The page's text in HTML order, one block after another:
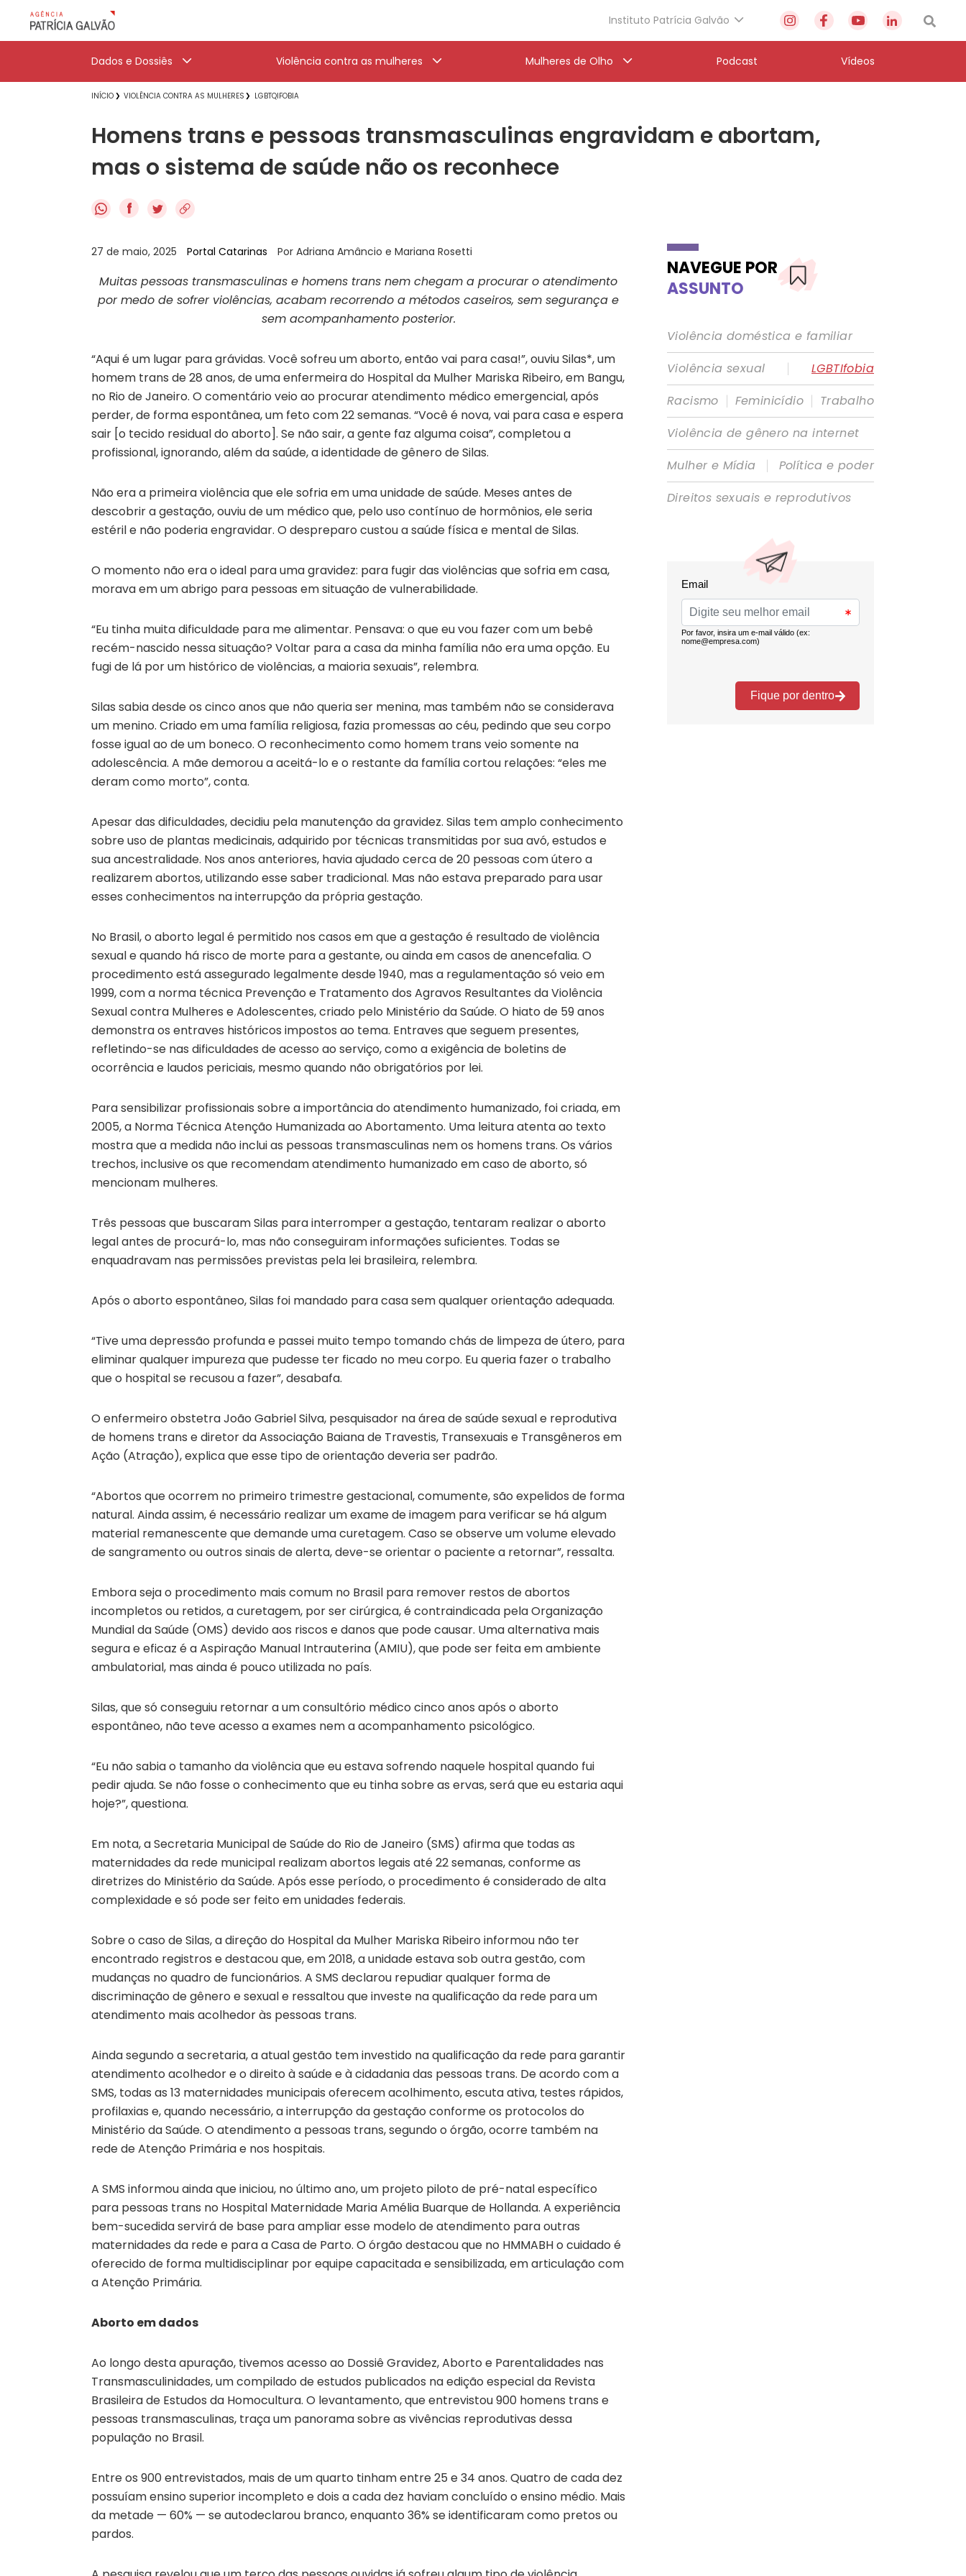
Instituto Patrícia Galvão
Dados e Dossiês Violência contra as mulheres Mulheres de Olho Podcast Vídeos
INÍCIO VIOLÊNCIA CONTRA AS MULHERES LGBTQIFOBIA
Homens trans e pessoas transmasculinas engravidam e abortam,
mas o sistema de saúde não os reconhece
f
27 de maio, 2025 Portal Catarinas Por Adriana Amâncio e Mariana Rosetti
Muitas pessoas transmasculinas e homens trans nem chegam a procurar o atendimento
por medo de sofrer violências, acabam recorrendo a métodos caseiros, sem segurança e
sem acompanhamento posterior.
“Aqui é um lugar para grávidas. Você sofreu um aborto, então vai para casa!”, ouviu Silas*, um
homem trans de 28 anos, de uma enfermeira do Hospital da Mulher Mariska Ribeiro, em Bangu,
no Rio de Janeiro. O comentário veio ao procurar atendimento médico emergencial, após
perder, de forma espontânea, um feto com 22 semanas. “Você é nova, vai para casa e espera
sair [o tecido residual do aborto]. Se não sair, a gente faz alguma coisa”, completou a
profissional, ignorando, além da saúde, a identidade de gênero de Silas.
Não era a primeira violência que ele sofria em uma unidade de saúde. Meses antes de
descobrir a gestação, ouviu de um médico que, pelo uso contínuo de hormônios, ele seria
estéril e não poderia engravidar. O despreparo custou a saúde física e mental de Silas.
O momento não era o ideal para uma gravidez: para fugir das violências que sofria em casa,
morava em um abrigo para pessoas em situação de vulnerabilidade.
“Eu tinha muita dificuldade para me alimentar. Pensava: o que eu vou fazer com um bebê
recém-nascido nessa situação? Voltar para a casa da minha família não era uma opção. Eu
fugi de lá por um histórico de violências, a maioria sexuais”, relembra.
Silas sabia desde os cinco anos que não queria ser menina, mas também não se considerava
um menino. Criado em uma família religiosa, fazia promessas ao céu, pedindo que seu corpo
fosse igual ao de um boneco. O reconhecimento como homem trans veio somente na
adolescência. A mãe demorou a aceitá-lo e o restante da família cortou relações: “eles me
deram como morto”, conta.
Apesar das dificuldades, decidiu pela manutenção da gravidez. Silas tem amplo conhecimento
sobre uso de plantas medicinais, adquirido por técnicas transmitidas por sua avó, estudos e
sua ancestralidade. Nos anos anteriores, havia ajudado cerca de 20 pessoas com útero a
realizarem abortos, utilizando esse saber tradicional. Mas não estava preparado para usar
esses conhecimentos na interrupção da própria gestação.
No Brasil, o aborto legal é permitido nos casos em que a gestação é resultado de violência
sexual e quando há risco de morte para a gestante, ou ainda em casos de anencefalia. O
procedimento está assegurado legalmente desde 1940, mas a regulamentação só veio em
1999, com a norma técnica Prevenção e Tratamento dos Agravos Resultantes da Violência
Sexual contra Mulheres e Adolescentes, criado pelo Ministério da Saúde. O hiato de 59 anos
demonstra os entraves históricos impostos ao tema. Entraves que seguem presentes,
refletindo-se nas dificuldades de acesso ao serviço, como a exigência de boletins de
ocorrência e laudos periciais, mesmo quando não obrigatórios por lei.
Para sensibilizar profissionais sobre a importância do atendimento humanizado, foi criada, em
2005, a Norma Técnica Atenção Humanizada ao Abortamento. Uma leitura atenta ao texto
mostra que a medida não inclui as pessoas transmasculinas nem os homens trans. Os vários
trechos, inclusive os que recomendam atendimento humanizado em caso de aborto, só
mencionam mulheres.
Três pessoas que buscaram Silas para interromper a gestação, tentaram realizar o aborto
legal antes de procurá-lo, mas não conseguiram informações suficientes. Todas se
enquadravam nas permissões previstas pela lei brasileira, relembra.
Após o aborto espontâneo, Silas foi mandado para casa sem qualquer orientação adequada.
“Tive uma depressão profunda e passei muito tempo tomando chás de limpeza de útero, para
eliminar qualquer impureza que pudesse ter ficado no meu corpo. Eu queria fazer o trabalho
que o hospital se recusou a fazer”, desabafa.
O enfermeiro obstetra João Gabriel Silva, pesquisador na área de saúde sexual e reprodutiva
de homens trans e diretor da Associação Baiana de Travestis, Transexuais e Transgêneros em
Ação (Atração), explica que esse tipo de orientação deveria ser padrão.
“Abortos que ocorrem no primeiro trimestre gestacional, comumente, são expelidos de forma
natural. Ainda assim, é necessário realizar um exame de imagem para verificar se há algum
material remanescente que demande uma curetagem. Caso se observe um volume elevado
de sangramento ou outros sinais de alerta, deve-se orientar o paciente a retornar”, ressalta.
Embora seja o procedimento mais comum no Brasil para remover restos de abortos
incompletos ou retidos, a curetagem, por ser cirúrgica, é contraindicada pela Organização
Mundial da Saúde (OMS) devido aos riscos e danos que pode causar. Uma alternativa mais
segura e eficaz é a Aspiração Manual Intrauterina (AMIU), que pode ser feita em ambiente
ambulatorial, mas ainda é pouco utilizada no país.
Silas, que só conseguiu retornar a um consultório médico cinco anos após o aborto
espontâneo, não teve acesso a exames nem a acompanhamento psicológico.
“Eu não sabia o tamanho da violência que eu estava sofrendo naquele hospital quando fui
pedir ajuda. Se não fosse o conhecimento que eu tinha sobre as ervas, será que eu estaria aqui
hoje?”, questiona.
Em nota, a Secretaria Municipal de Saúde do Rio de Janeiro (SMS) afirma que todas as
maternidades da rede municipal realizam abortos legais até 22 semanas, conforme as
diretrizes do Ministério da Saúde. Após esse período, o procedimento é considerado de alta
complexidade e só pode ser feito em unidades federais.
Sobre o caso de Silas, a direção do Hospital da Mulher Mariska Ribeiro informou não ter
encontrado registros e destacou que, em 2018, a unidade estava sob outra gestão, com
mudanças no quadro de funcionários. A SMS declarou repudiar qualquer forma de
discriminação de gênero e sexual e ressaltou que investe na qualificação da rede para um
atendimento mais acolhedor às pessoas trans.
Ainda segundo a secretaria, a atual gestão tem investido na qualificação da rede para garantir
atendimento acolhedor e o direito à saúde e à cidadania das pessoas trans. De acordo com a
SMS, todas as 13 maternidades municipais oferecem acolhimento, escuta ativa, testes rápidos,
profilaxias e, quando necessário, a interrupção da gestação conforme os protocolos do
Ministério da Saúde. O atendimento a pessoas trans, segundo o órgão, ocorre também na
rede de Atenção Primária e nos hospitais.
A SMS informou ainda que iniciou, no último ano, um projeto piloto de pré-natal específico
para pessoas trans no Hospital Maternidade Maria Amélia Buarque de Hollanda. A experiência
bem-sucedida servirá de base para ampliar esse modelo de atendimento para outras
maternidades da rede e para a Casa de Parto. O órgão destacou que no HMMABH o cuidado é
oferecido de forma multidisciplinar por equipe capacitada e sensibilizada, em articulação com
a Atenção Primária.
Aborto em dados
Ao longo desta apuração, tivemos acesso ao Dossiê Gravidez, Aborto e Parentalidades nas
Transmasculinidades, um compilado de estudos publicados na edição especial da Revista
Brasileira de Estudos da Homocultura. O levantamento, que entrevistou 900 homens trans e
pessoas transmasculinas, traça um panorama sobre as vivências reprodutivas dessa
população no Brasil.
Entre os 900 entrevistados, mais de um quarto tinham entre 25 e 34 anos. Quatro de cada dez
possuíam ensino superior incompleto e dois a cada dez haviam concluído o ensino médio. Mais
da metade — 60% — se autodeclarou branco, enquanto 36% se identificaram como pretos ou
pardos.
NAVEGUE POR
ASSUNTO
Violência doméstica e familiar
Violência sexual
|
LGBTIfobia
Racismo | Feminicídio | Trabalho
Violência de gênero na internet
Mulher e Mídia
|
Política e poder
Direitos sexuais e reprodutivos